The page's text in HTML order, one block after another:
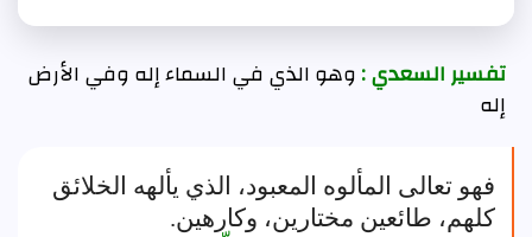
تفسير السعدي :وهو الذي في السماء إله وفي الأرض
إله
فهو تعالى المألوه المعبود، الذي يألهه الخلائق
كلهم، طائعين مختارين، وكارهين.